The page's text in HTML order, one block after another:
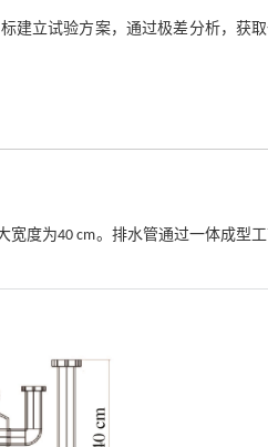
建立试验方案，通过极差分析，获
宽度为40 cm。排水管通过一体成型